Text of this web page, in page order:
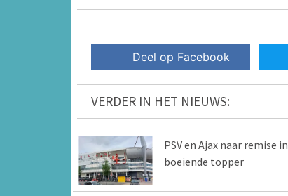
Deel op Facebook
VERDER IN HET NIEUWS:
PSV en Ajax naar remise in
boeiende topper